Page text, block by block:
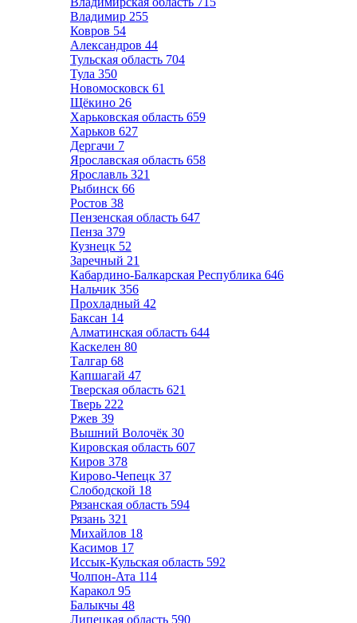
Владимир 255
Ковров 54
Александров 44
Тульская область 704
Тула 350
Новомосковск 61
Щёкино 26
Харьковская область 659
Харьков 627
Дергачи 7
Ярославская область 658
Ярославль 321
Рыбинск 66
Ростов 38
Пензенская область 647
Пенза 379
Кузнецк 52
Заречный 21
Кабардино-Балкарская Республика 646
Нальчик 356
Прохладный 42
Баксан 14
Алматинская область 644
Каскелен 80
Талгар 68
Капшагай 47
Тверская область 621
Тверь 222
Ржев 39
Вышний Волочёк 30
Кировская область 607
Киров 378
Кирово-Чепецк 37
Слободской 18
Рязанская область 594
Рязань 321
Михайлов 18
Касимов 17
Иссык-Кульская область 592
Чолпон-Ата 114
Каракол 95
Балыкчы 48
Липецкая область 590